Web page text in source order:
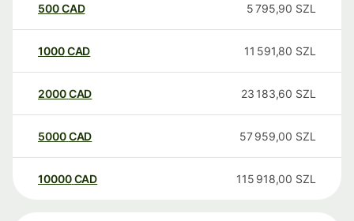
500CAD 5 795,90 SZL
1000CAD 11 591,80 SZL
2000CAD 23 183,60 SZL
5000CAD 57 959,00 SZL
10000 CAD 115 918,00 SZL